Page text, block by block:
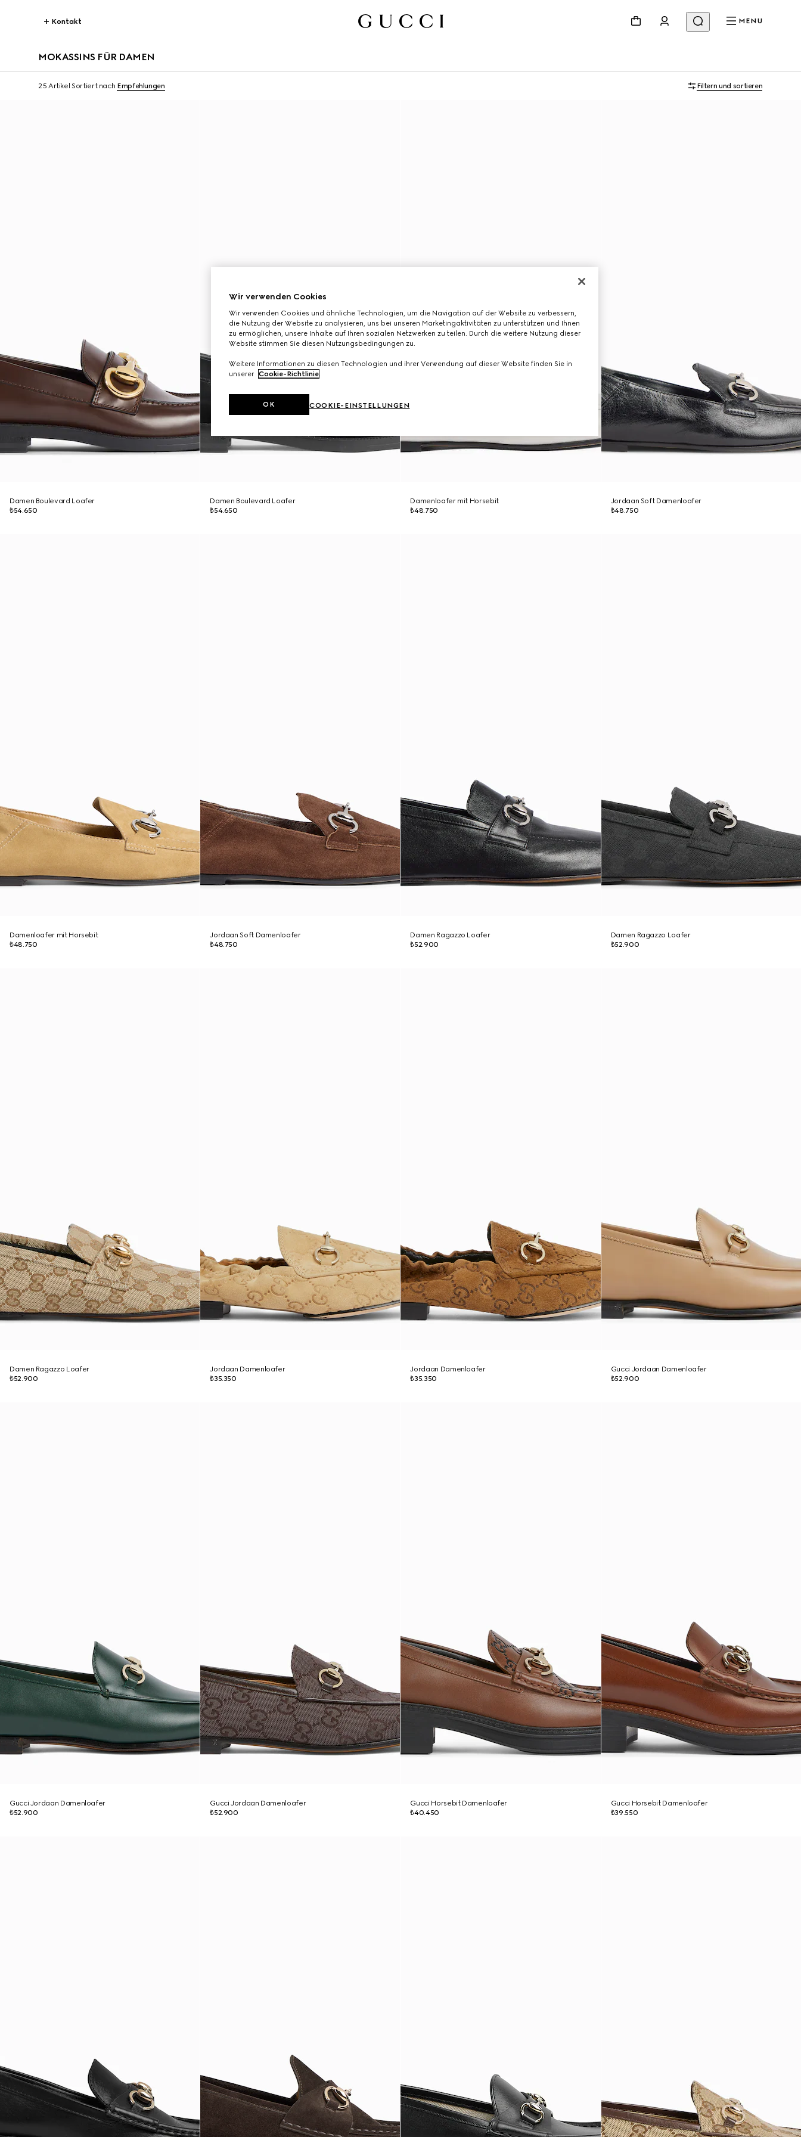
Kontakt MENU
MOKASSINS FÜR DAMEN
25 Artikel Sortiert nach Empfehlungen Filtern und sortieren
Damen Boulevard Loafer
₺54.650
Damen Boulevard Loafer
₺54.650
Damenloafer mit Horsebit
₺48.750
Jordaan Soft Damenloafer
₺48.750
Damenloafer mit Horsebit
₺48.750
Jordaan Soft Damenloafer
₺48.750
Damen Ragazzo Loafer
₺52.900
Damen Ragazzo Loafer
₺52.900
Damen Ragazzo Loafer
₺52.900
Jordaan Damenloafer
₺35.350
Jordaan Damenloafer
₺35.350
Gucci Jordaan Damenloafer
₺52.900
Gucci Jordaan Damenloafer
₺52.900
Gucci Jordaan Damenloafer
₺52.900
Gucci Horsebit Damenloafer
₺40.450
Gucci Horsebit Damenloafer
₺39.550
Wir verwenden Cookies
Wir verwenden Cookies und ähnliche Technologien, um die Navigation auf der Website zu verbessern,
die Nutzung der Website zu analysieren, uns bei unseren Marketingaktivitäten zu unterstützen und Ihnen
zu ermöglichen, unsere Inhalte auf Ihren sozialen Netzwerken zu teilen. Durch die weitere Nutzung dieser
Website stimmen Sie diesen Nutzungsbedingungen zu.
Weitere Informationen zu diesen Technologien und ihrer Verwendung auf dieser Website finden Sie in
unserer Cookie-Richtlinie.
COOKIE-EINSTELLUNGEN
OK